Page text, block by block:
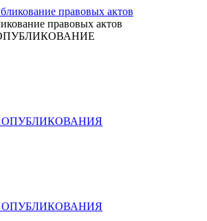
правовых актов
ОПУБЛИКОВАНИЯ
ОПУБЛИКОВАНИЯ